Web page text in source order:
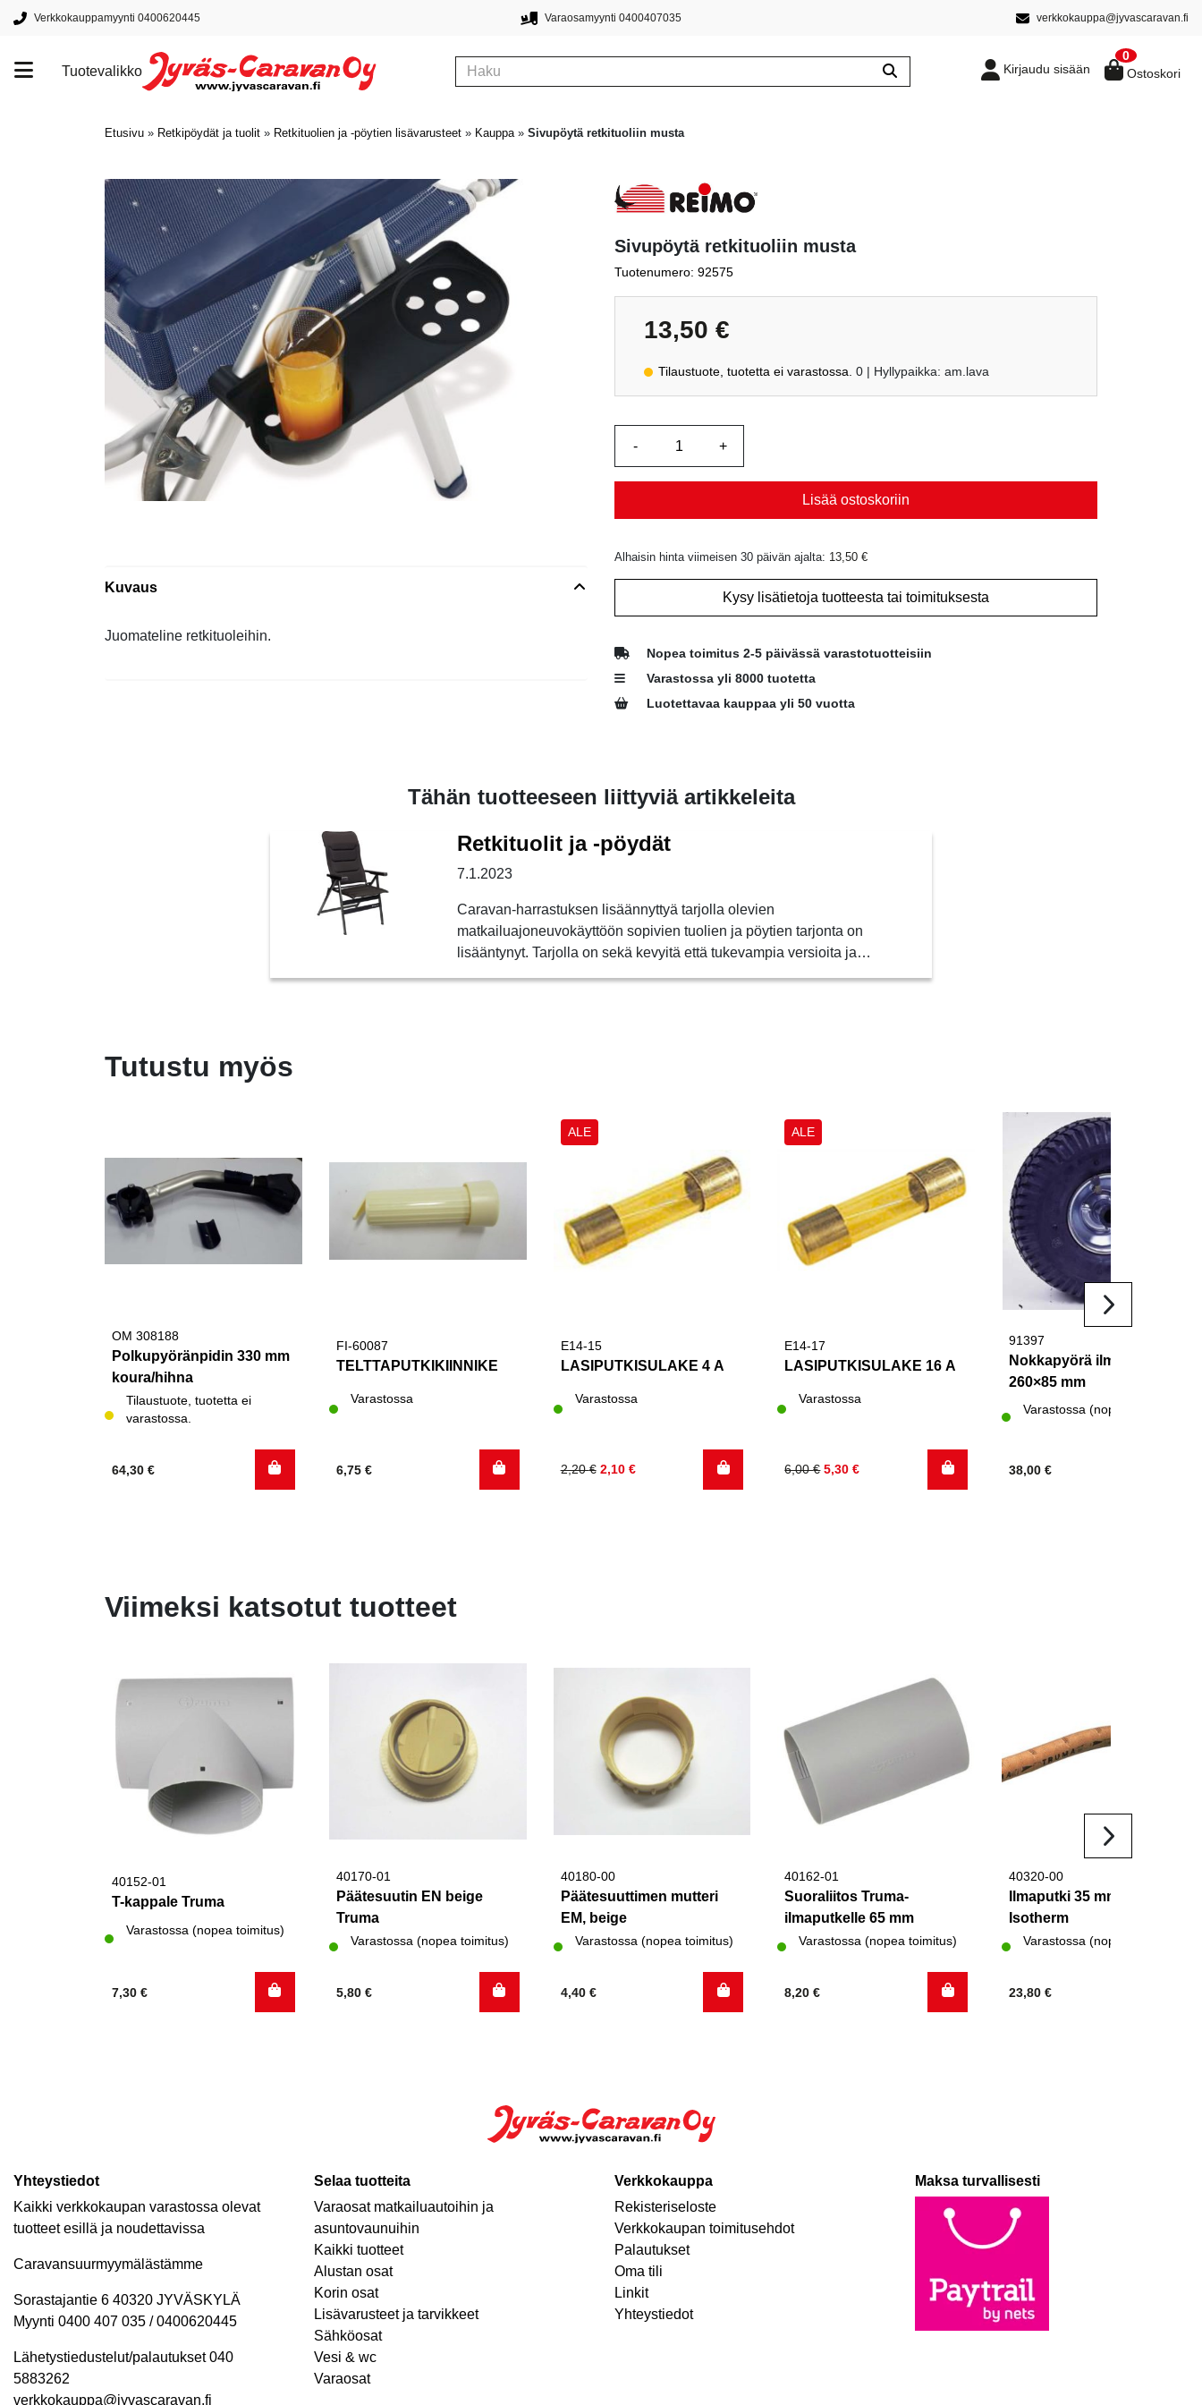
Verkkokauppamyynti 0400620445 Varaosamyynti 0400407035 verkkokauppa@jyvascaravan.fi
Tuotevalikko Kirjaudu sisään
0
Ostoskori
Etusivu » Retkipöydät ja tuolit » Retkituolien ja -pöytien lisävarusteet » Kauppa» Sivupöytä retkituoliin musta
Kuvaus
Juomateline retkituoleihin.
Sivupöytä retkituoliin musta
Tuotenumero: 92575
13,50 €
Tilaustuote, tuotetta ei varastossa. 0 | Hyllypaikka: am.lava
Lisää ostoskoriin
Alhaisin hinta viimeisen 30 päivän ajalta: 13,50 €
Kysy lisätietoja tuotteesta tai toimituksesta
Nopea toimitus 2-5 päivässä varastotuotteisiin
Varastossa yli 8000 tuotetta
Luotettavaa kauppaa yli 50 vuotta
Tähän tuotteeseen liittyviä artikkeleita
Retkituolit ja -pöydät
7.1.2023
Caravan-harrastuksen lisäännyttyä tarjolla olevien
matkailuajoneuvokäyttöön sopivien tuolien ja pöytien tarjonta on
lisääntynyt. Tarjolla on sekä kevyitä että tukevampia versioita ja…
Tutustu myös
OM 308188
Polkupyöränpidin 330 mm
koura/hihna
Tilaustuote, tuotetta ei
varastossa.
64,30 €
FI-60087
TELTTAPUTKIKIINNIKE
Varastossa
6,75 €
ALE
E14-15
LASIPUTKISULAKE 4 A
Varastossa
2,20€
Alkuperäinen
2,10 €
Nykyinen
ALE
E14-17
LASIPUTKISULAKE 16 A
Varastossa
6,00€
Alkuperäinen
5,30€
Nykyinen
91397
Nokkapyörä ilmakumip.
260×85 mm
Varastossa (nopea toimitus)
38,00€
Viimeksi katsotut tuotteet
40152-01
T-kappale Truma
Varastossa (nopea toimitus)
7,30 €
40170-01
Päätesuutin EN beige
Truma
Varastossa (nopea toimitus)
5,80 €
40180-00
Päätesuuttimen mutteri
EM, beige
Varastossa (nopea toimitus)
4,40 €
40162-01
Suoraliitos Truma-
ilmaputkelle 65 mm
Varastossa (nopea toimitus)
8,20€
40320-00
Ilmaputki 35 mm Trumatic
Isotherm
Varastossa (nopea toimitus)
23,80€
Yhteystiedot
Kaikki verkkokaupan varastossa olevat
tuotteet esillä ja noudettavissa
Caravansuurmyymälästämme
Sorastajantie 6 40320 JYVÄSKYLÄ
Myynti 0400 407 035 / 0400620445
Lähetystiedustelut/palautukset 040
5883262
verkkokauppa@jyvascaravan.fi
Selaa tuotteita
Varaosat matkailuautoihin ja
asuntovaunuihin
Kaikki tuotteet
Alustan osat
Korin osat
Lisävarusteet ja tarvikkeet
Sähköosat
Vesi & wc
Varaosat
Verkkokauppa
Rekisteriseloste
Verkkokaupan toimitusehdot
Palautukset
Oma tili
Linkit
Yhteystiedot
Maksa turvallisesti